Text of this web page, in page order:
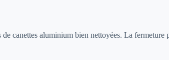
de canettes aluminium bien nettoyées. La